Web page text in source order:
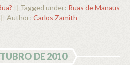
|| Tagged under: Ruas de Manaus
|| Author: Carlos Zamith
DE 2010